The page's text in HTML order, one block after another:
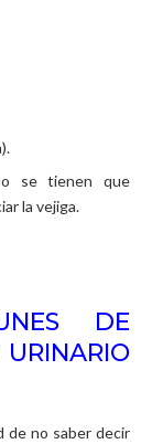
se tienen que
la vejiga.
DE
de no saber decir